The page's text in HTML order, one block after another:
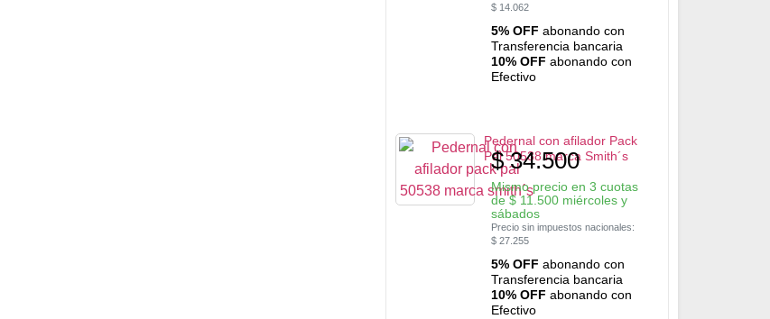
$ 14.062
5% OFF abonando con
Transferencia bancaria
10% OFF abonando con
Efectivo
Pedernal con afilador Pack
Pal 50538 marca Smith´s
$34.500
Mismo precio en 3 cuotas
de$11.500 miércoles y
sábados
Precio sin impuestos nacionales:
$ 27.255
5% OFF abonando con
Transferencia bancaria
10% OFF abonando con
Efectivo